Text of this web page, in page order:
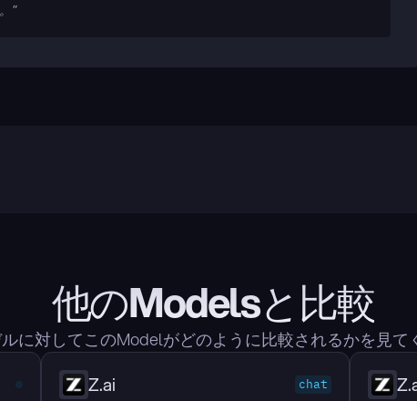
"
他のModelsと比較
に対してこのModelがどのように比較されるかを見て
Z.ai chat